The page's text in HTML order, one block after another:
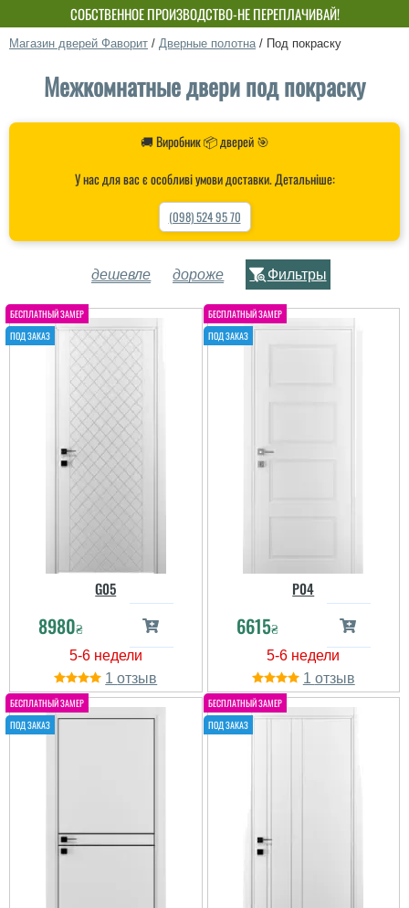
СОБСТВЕННОЕ ПРОИЗВОДСТВО-НЕ ПЕРЕПЛАЧИВАЙ!
Магазин дверей Фаворит / Дверные полотна / Под покраску
Межкомнатные двери под покраску
🚚 Виробник 📦 дверей 🎯
У нас для вас є особливі умови доставки. Детальніше:
(098) 524 95 70
дешевле дороже Фильтры
G05
8980₴
1
P04
6615₴
1